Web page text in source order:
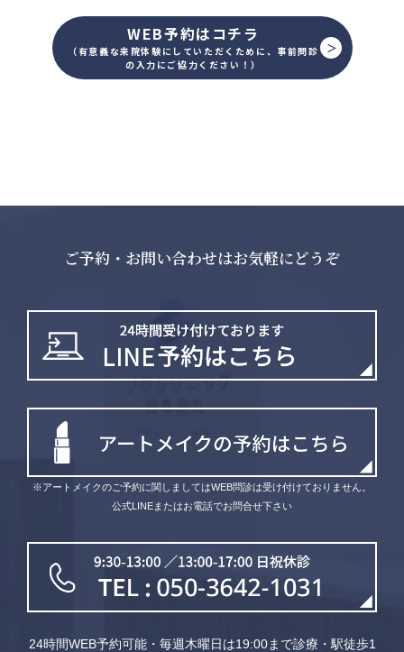
WEB予約はコチラ
（有意義な来院体験にしていただくために、事前問診
の入力にご協力ください！）
ご予約・お問い合わせはお気軽にどうぞ
※アートメイクのご予約に関しましてはWEB問診は受け付けておりません。
公式LINEまたはお電話でお問合せ下さい
24時間WEB予約可能・毎週木曜日は19:00まで診療・駅徒歩1